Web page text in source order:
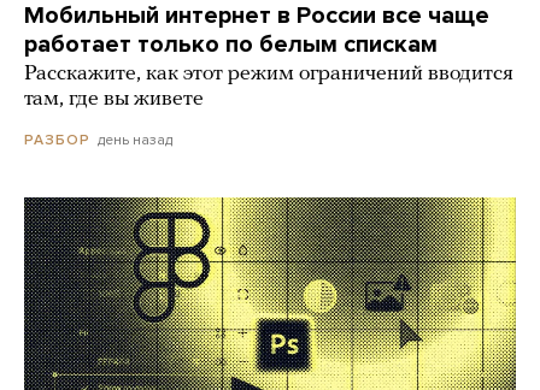
Мобильный интернет в России все чаще
работает только по белым спискам
Расскажите, как этот режим ограничений вводится
там, где вы живете
РАЗБОР день назад